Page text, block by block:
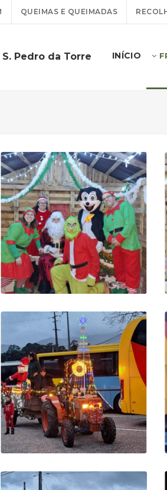
QUEIMAS E QUEIMADAS
Pedro da Torre INÍCIO
O MICKEY E AMIGOS
PASSARAM PELO
LARGO DA IGREJA